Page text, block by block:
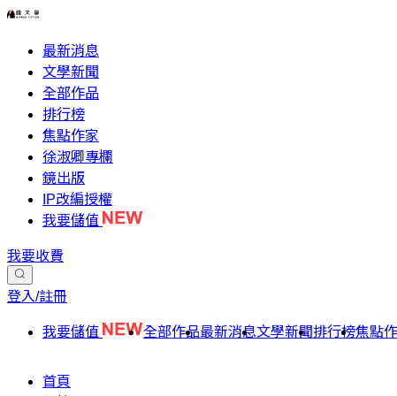
最新消息
文學新聞
全部作品
排行榜
焦點作家
徐淑卿專欄
鏡出版
IP改編授權
我要儲值
我要收費
登入/註冊
我要儲值 全部作品最新消息文學新聞排行榜焦點
首頁